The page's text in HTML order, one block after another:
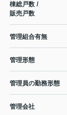
棟総戸数 /
販売戸数
管理組合有無
管理形態
管理員の勤務形態
管理会社